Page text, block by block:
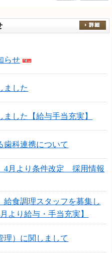
らせ
ました
した【給与手当充実】
歯科連携について
4月より条件改定 採用情報
給食調理スタッフを募集し
より給与・手当充実】
理）に関しまして